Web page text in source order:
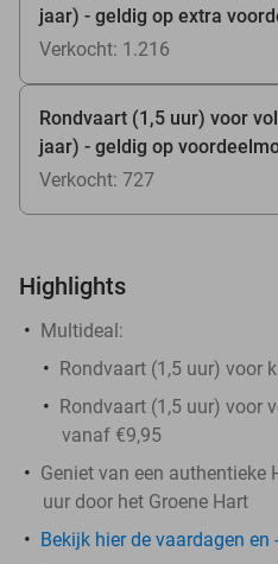
jaar) - geldig op extra
Verkocht: 1.216
Rondvaart (1,5 uur) voor
jaar) - geldig op
Verkocht: 727
Highlights
Multideal:
Rondvaart (1,5 uur) voor
Rondvaart (1,5 uur) voor
vanaf €9,95
Geniet van een authentieke
uur door het Groene Hart
Bekijk hier de vaardagen en